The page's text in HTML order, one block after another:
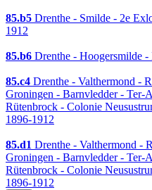
85.b5 Drenthe - Smilde - 2e
1912
85.b6 Drenthe - Hoogersmilde
85.c4 Drenthe - Valthermond -
Groningen - Barnvledder - Ter-
Rütenbrock - Colonie
1896-1912
85.d1 Drenthe - Valthermond -
Groningen - Barnvledder - Ter-
Rütenbrock - Colonie
1896-1912